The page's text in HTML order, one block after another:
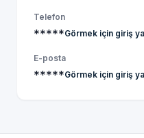
Telefon
*****Görmek için giriş
E-posta
*****Görmek için giriş